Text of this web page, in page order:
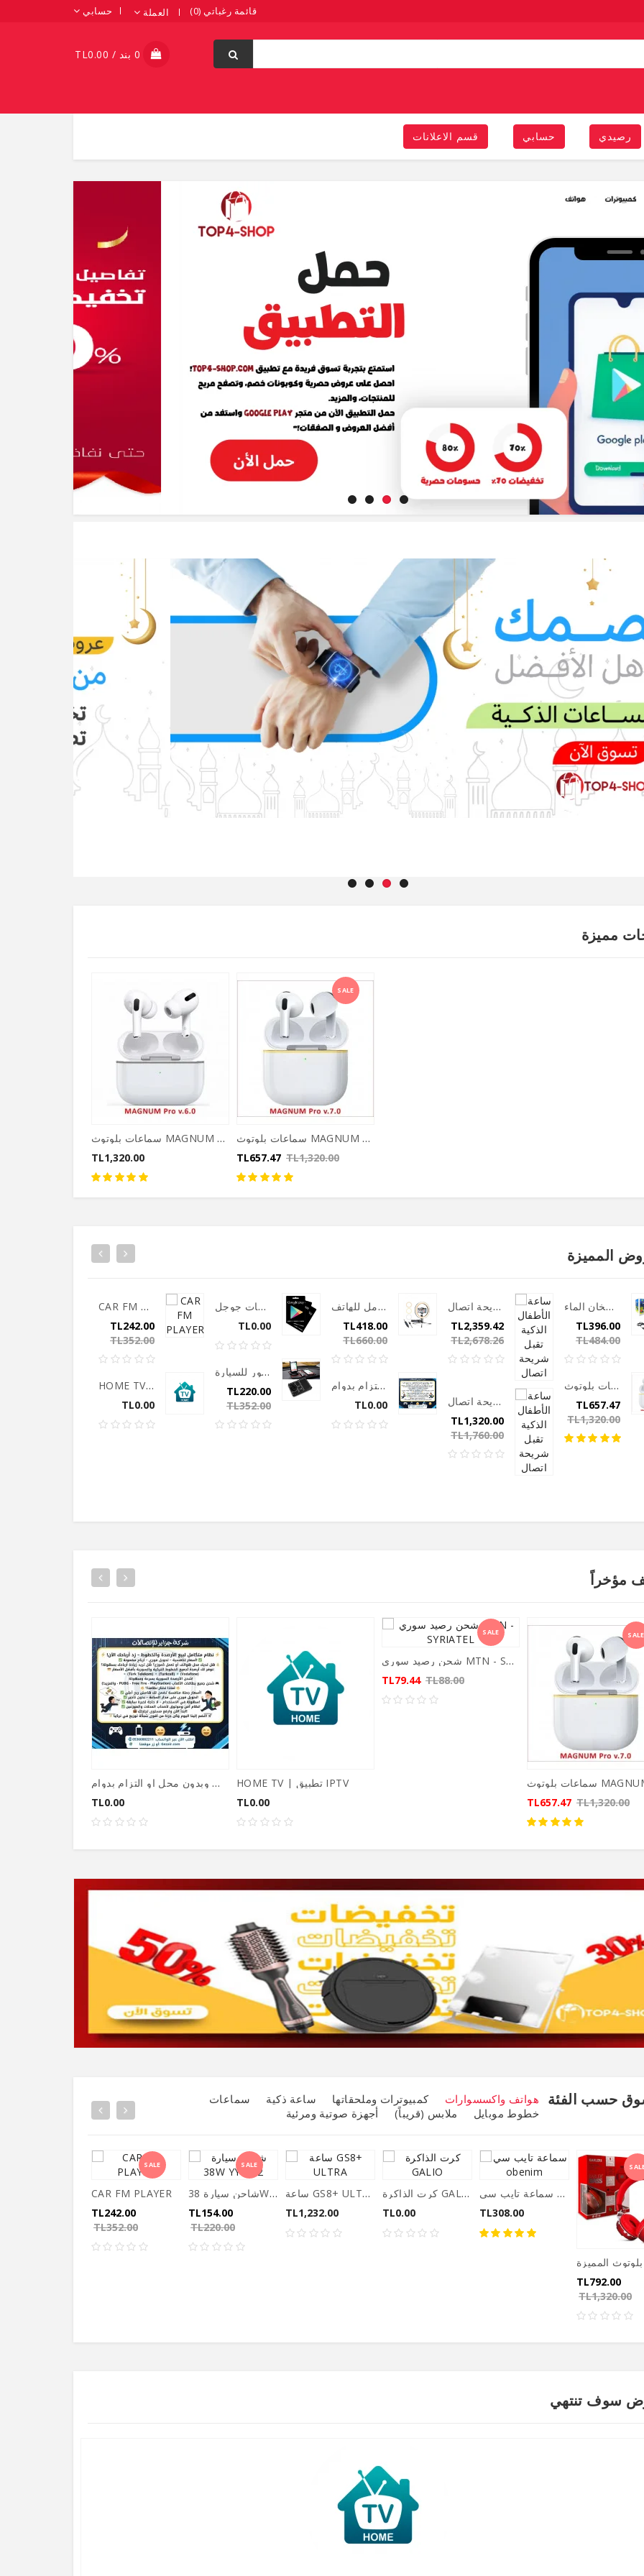
قائمة رغباتي (0) العملة حسابي
0 بند / TL0.00
رصيدي حسابي قسم الاعلانات
مميزة
سماعات بلوتوث MAGNUM 6.0
TL1,320.00
SALE
سماعات بلوتوث MAGNUM 7.0
TL657.47 TL1,320.00
المميزة
CAR FM PLAYER
TL242.00
TL352.00
HOME TV | تطبيق IPTV
TL0.00
بطاقات جوجل
TL0.00
حامل الهاتف المحمول المتطور للسيارة
TL220.00
TL352.00
حلقة اضاءة مع حامل للهاتف Light Stand
TL418.00
TL660.00
زد دخلك من هاتفك فقط وبدون محل او التزام بدوام
TL0.00
ساعة الأطفال الذكية تقبل شريحة اتصال
TL2,359.42
TL2,678.26
ساعة الأطفال الذكية تقبل شريحة اتصال
TL1,320.00
TL1,760.00
سخان الماء Sayona 24-V
TL396.00
TL484.00
سماعات بلوتوث MAGNUM 7.0
TL657.47
TL1,320.00
مؤخراً
زد دخلك من هاتفك فقط وبدون محل او التزام بدوام
TL0.00
HOME TV | تطبيق IPTV
TL0.00
SALE
شحن رصيد سوري MTN - SYRIATEL
TL79.44 TL88.00
SALE
TL657.47 TL1,320.00
حسب الفئة هواتف واكسسوارات كمبيوترات وملحقاتها ساعة ذكية
سماعات
خطوط موبايل
ملابس (قريباً) أجهزة صوتية ومرئية
SALE
CAR FM PLAYER
TL242.00
TL352.00
SALE
شاحن سيارة 38W YY-C02
TL154.00
TL220.00
ساعة GS8+ ULTRA
TL1,232.00
كرت الذاكرة GALIO
TL0.00
سماعة تايب سي Obenim
TL308.00
TL792.00
TL1,320.00
سوف تنتهي